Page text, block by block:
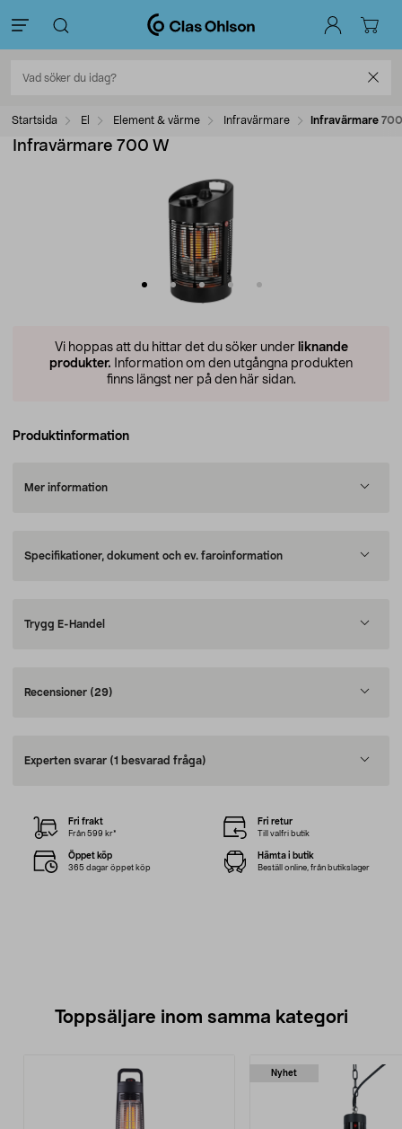
Startsida El Element & värme Infravärmare Infravärmare
Infravärmare 700 W
Vi hoppas att du hittar det du söker under liknande
produkter. Information om den utgångna produkten
finns längst ner på den här sidan.
Produktinformation
Mer information
Specifikationer, dokument och ev. faroinformation
Trygg E-Handel
Recensioner (29)
Experten svarar (1 besvarad fråga)
Fri frakt
Från 599 kr*
Fri retur
Till valfri butik
Öppet köp
365 dagar öppet köp
Hämta i butik
Beställ online, från butikslager
Toppsäljare inom samma kategori
Nyhet